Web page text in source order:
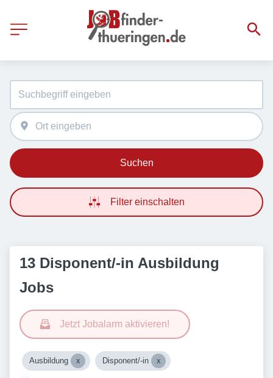
Suchen
Filter einschalten
13 Disponent/-in Ausbildung
Jobs
Jetzt Jobalarm aktivieren!
Ausbildung Disponent/-in